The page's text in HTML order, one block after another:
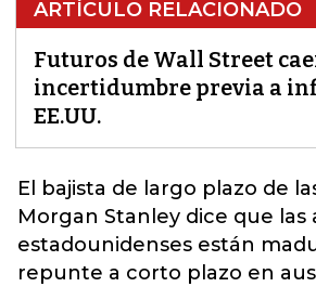
ARTÍCULO RELACIONADO
Futuros de Wall Street
incertidumbre previa a
EE.UU.
El bajista de largo plazo de
Morgan Stanley dice que las
estadounidenses están
repunte a corto plazo en